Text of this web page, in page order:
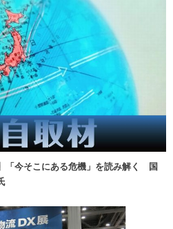
「今そこにある危機」を読み解く 国